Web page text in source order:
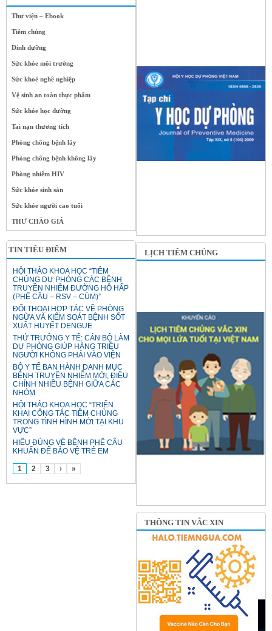
Thư viện – Ebook
Tiêm chủng
Dinh dưỡng
Sức khỏe môi trường
Sức khoẻ nghề nghiệp
Vệ sinh an toàn thực phẩm
Sức khỏe học đường
Tai nạn thương tích
Phòng chống bệnh lây
Phòng chống bệnh không lây
Phòng nhiễm HIV
Sức khỏe sinh sản
Sức khỏe người cao tuổi
THƯ CHÀO GIÁ
TIN TIÊU ĐIỂM
HỘI THẢO KHOA HỌC “TIÊM
CHỦNG DỰ PHÒNG CÁC BỆNH
TRUYỀN NHIỄM ĐƯỜNG HÔ HẤP
(PHẾ CẦU – RSV – CÚM)”
ĐỐI THOẠI HỢP TÁC VỀ PHÒNG
NGỪA VÀ KIỂM SOÁT BỆNH SỐT
XUẤT HUYẾT DENGUE
THỨ TRƯỞNG Y TẾ: CÁN BỘ LÀM
DỰ PHÒNG GIÚP HÀNG TRIỆU
NGƯỜI KHÔNG PHẢI VÀO VIỆN
BỘ Y TẾ BAN HÀNH DANH MỤC
BỆNH TRUYỀN NHIỄM MỚI, ĐIỀU
CHỈNH NHIỀU BỆNH GIỮA CÁC
NHÓM
HỘI THẢO KHOA HỌC “TRIỂN
KHAI CÔNG TÁC TIÊM CHỦNG
TRONG TÌNH HÌNH MỚI TẠI KHU
VỰC”
HIỂU ĐÚNG VỀ BỆNH PHẾ CẦU
KHUẨN ĐỂ BẢO VỆ TRẺ EM
1 2 3 › »
LỊCH TIÊM CHỦNG
THÔNG TIN VẮC XIN